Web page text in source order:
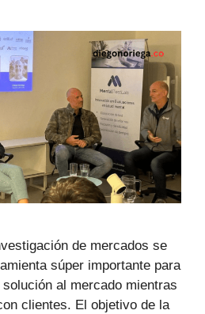
de mercados se
súper importante para
al mercado mientras
clientes. El objetivo de la